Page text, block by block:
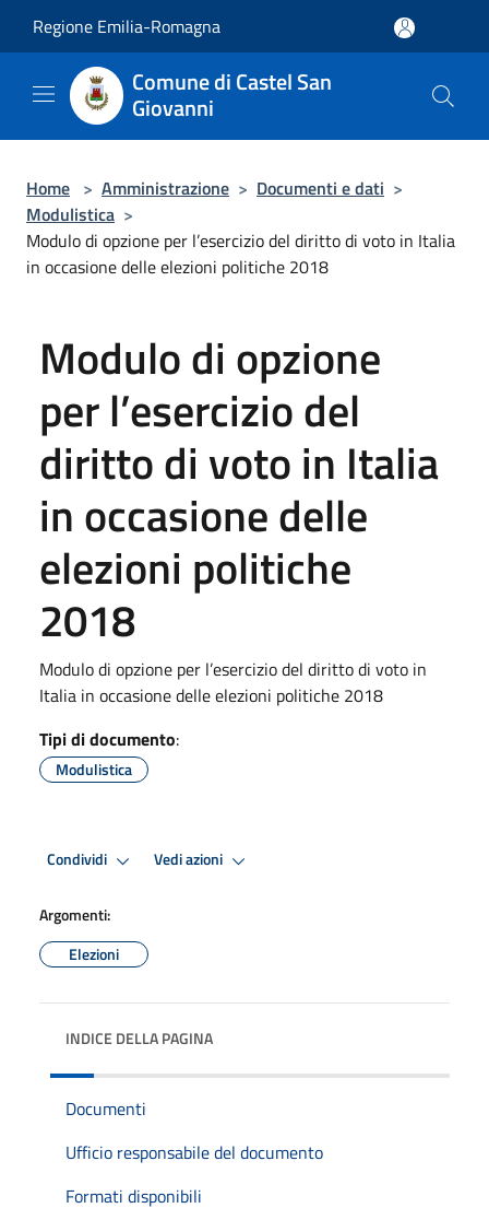
Regione Emilia-Romagna
Comune di Castel San
Giovanni
Home > Amministrazione > Documenti e dati >
Modulistica >
Modulo di opzione per l’esercizio del diritto di voto in Italia
in occasione delle elezioni politiche 2018
Modulo di opzione
per l’esercizio del
diritto di voto in Italia
in occasione delle
elezioni politiche
2018
Modulo di opzione per l’esercizio del diritto di voto in
Italia in occasione delle elezioni politiche 2018
Tipi di documento:
Modulistica
Condividi Vedi azioni
Argomenti:
Elezioni
INDICE DELLA PAGINA
Documenti
Ufficio responsabile del documento
Formati disponibili